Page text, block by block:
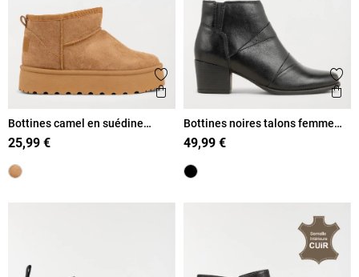
Ajouter aux favoris
Aperçu rapide
Bottines camel en suédine
femme (36-41)
25,99 €
Bottines noires talons femme
(36-41)
49,99 €